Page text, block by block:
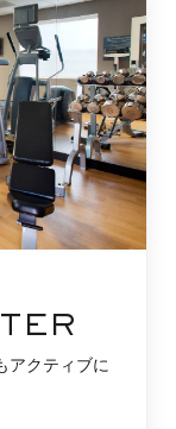
アクティブに